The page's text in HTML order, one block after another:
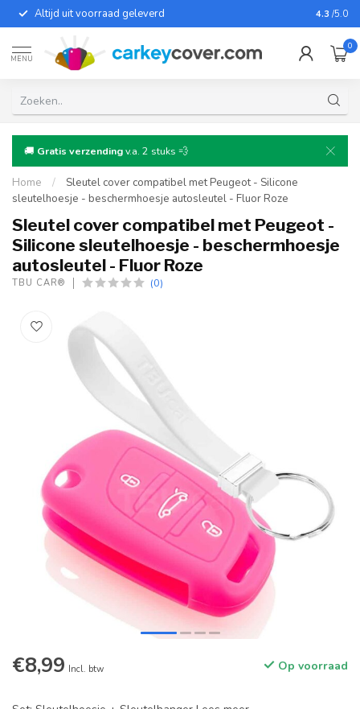
Altijd uit voorraad geleverd Voor
4.3 /5.0
MENU
0
🚚 Gratis verzendingv.a. 2 stuks 💨
Home /
Sleutel cover compatibel met Peugeot - Silicone
sleutelhoesje - beschermhoesje autosleutel - Fluor Roze
Sleutel cover compatibel met Peugeot -
Silicone sleutelhoesje - beschermhoesje
autosleutel - Fluor Roze
TBU CAR® (0)
€8,99 Incl. btw Op voorraad